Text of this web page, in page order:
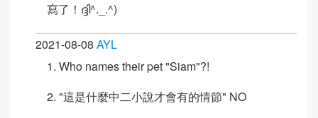
寫了！ദ്ദി^._.^)
2021-08-08 AYL
1. Who names their pet "Siam"?!
2. "這是什麼中二小說才會有的情節" NO